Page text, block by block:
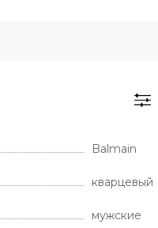
Balmain
кварцевый
мужские